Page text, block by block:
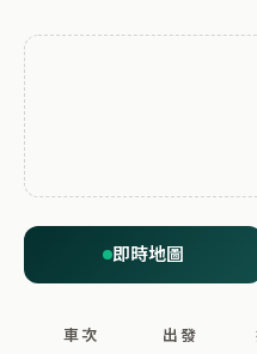
即時地圖
車次 出發